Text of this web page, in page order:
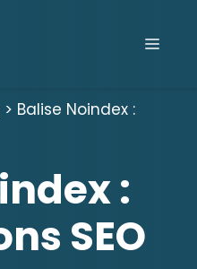
> Balise Noindex :
:
SEO